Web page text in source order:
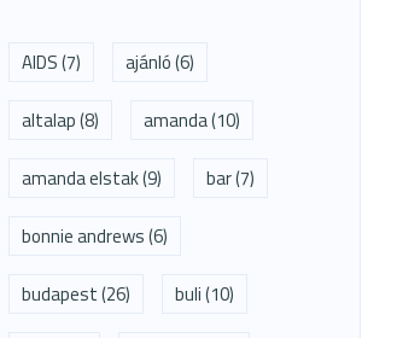
AIDS(7) ajánló(6)
altalap(8) amanda(10)
amanda elstak(9) bar(7)
bonnie andrews(6)
budapest(26) buli(10)